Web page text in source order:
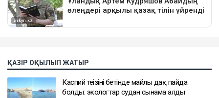
ҚАЗІР ОҚЫЛЫП ЖАТЫР
Каспий теңізінің бетінде майлы дақ пайда
болды: экологтар судан сынама алды